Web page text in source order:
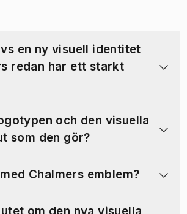
en ny visuell identitet
redan har ett starkt
och den visuella
som den gör?
Chalmers emblem?
om den nya visuella